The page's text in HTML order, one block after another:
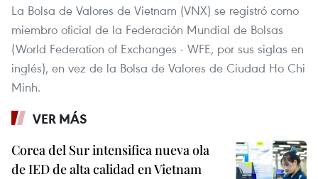
La Bolsa de Valores de Vietnam (VNX) se registró como
miembro oficial de la Federación Mundial de Bolsas
(World Federation of Exchanges - WFE, por sus siglas en
inglés), en vez de la Bolsa de Valores de Ciudad Ho Chi
Minh.
VER MÁS
Corea del Sur intensifica nueva ola
de IED de alta calidad en Vietnam